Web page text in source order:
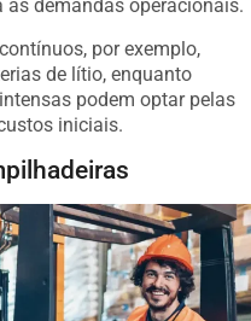
as demandas operacionais.
por exemplo,
de lítio, enquanto
podem optar pelas
iniciais.